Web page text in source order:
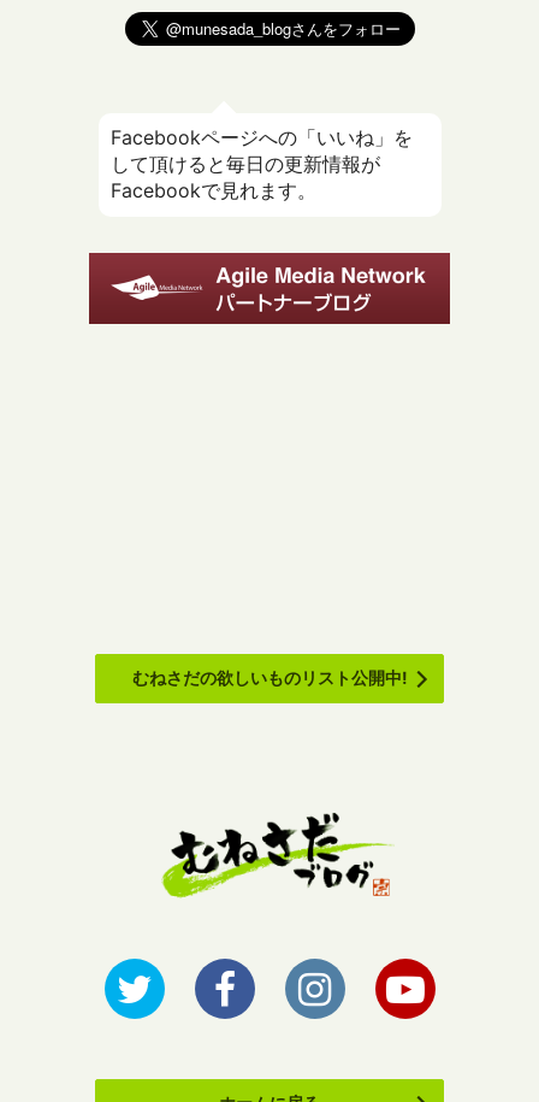
Facebookページへの「いいね」を
して頂けると毎日の更新情報が
Facebookで見れます。
むねさだの欲しいものリスト公開中!